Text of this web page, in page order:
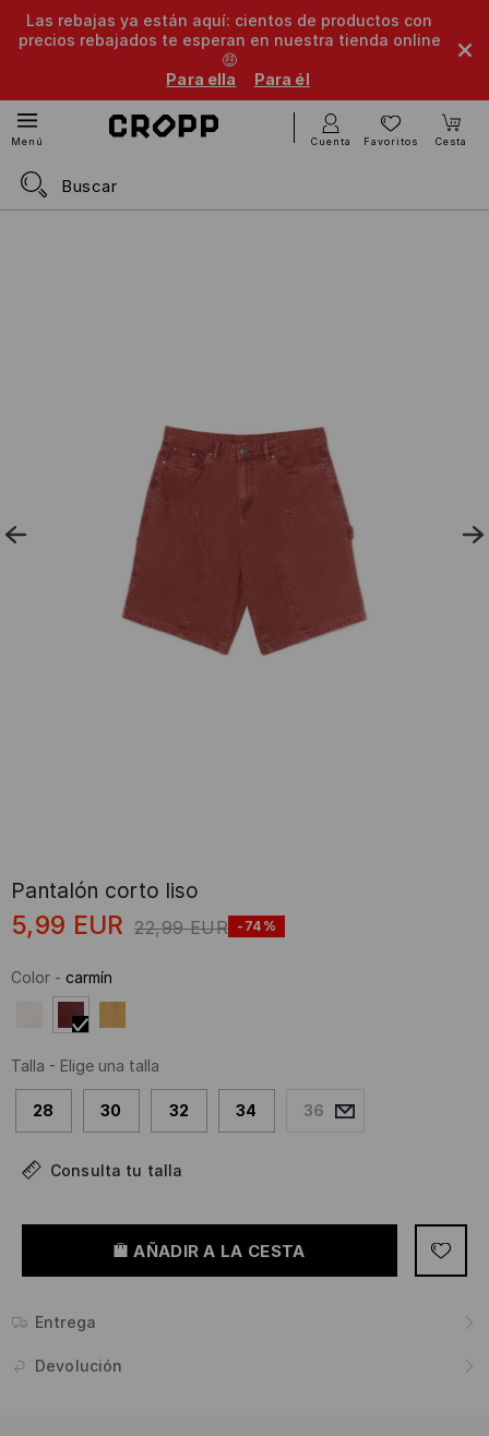
Las rebajas ya están aquí: cientos de productos con
precios rebajados te esperan en nuestra tienda online
🤑
Para ella
Para él
Menú Cuenta Favoritos Cesta
Pantalón corto liso
5,99 EUR 22,99 EUR -74%
Color - carmín
Talla - Elige una talla
28 30 32 34 36
Consulta tu talla
AÑADIR A LA CESTA
Entrega
Devolución